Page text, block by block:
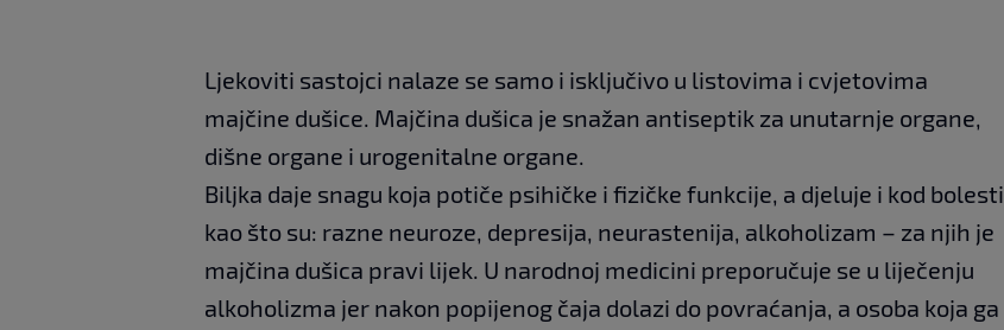
Ljekoviti sastojci nalaze se samo i isključivo u listovima i cvjetovima
majčine dušice. Majčina dušica je snažan antiseptik za unutarnje organe,
dišne ​​organe i urogenitalne organe.
Biljka daje snagu koja potiče psihičke i fizičke funkcije, a djeluje i kod bolesti
kao što su: razne neuroze, depresija, neurastenija, alkoholizam – za njih je
majčina dušica pravi lijek. U narodnoj medicini preporučuje se u liječenju
alkoholizma jer nakon popijenog čaja dolazi do povraćanja, a osoba koja ga